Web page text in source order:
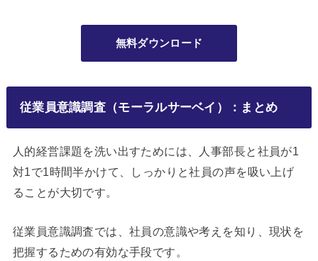
無料ダウンロード
従業員意識調査（モーラルサーベイ）：まとめ
人的経営課題を洗い出すためには、人事部長と社員が1
対1で1時間半かけて、しっかりと社員の声を吸い上げ
ることが大切です。
従業員意識調査では、社員の意識や考えを知り、現状を
把握するための有効な手段です。